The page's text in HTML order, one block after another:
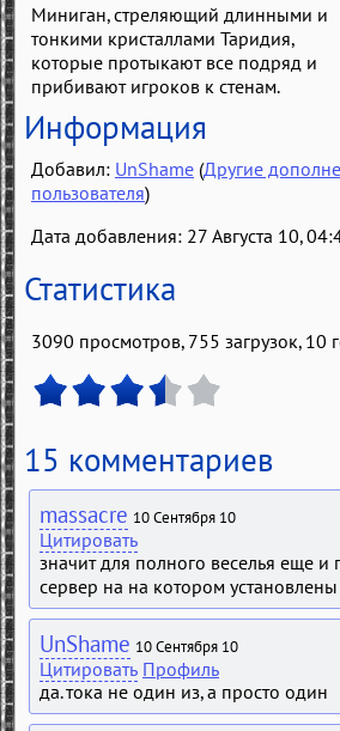
Миниган, стреляющий длинными и
тонкими кристаллами Таридия,
которые протыкают все подряд и
прибивают игроков к стенам.
Информация
Добавил: UnShame (Другие
пользователя)
Дата добавления: 27 Августа 10,
Статистика
3090 просмотров, 755 загрузок, 10
15 комментариев
massacre 10 Сентября 10
Цитировать
значит для полного веселья еще и
сервер на на котором
UnShame 10 Сентября 10
Цитировать Профиль
да. тока не один из, а просто один